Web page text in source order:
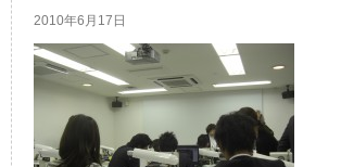
2010年6月17日